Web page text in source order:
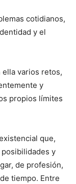
cotidianos,
y el
ella varios retos,
y
propios límites
que,
y
de profesión,
tiempo. Entre